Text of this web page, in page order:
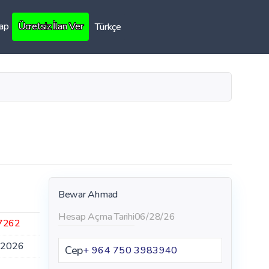
Ücretsiz İlan Ver Türkçe
Bewar Ahmad
Hesap Açma Tarihi06/28/26
Cep+ 964 750 3983940